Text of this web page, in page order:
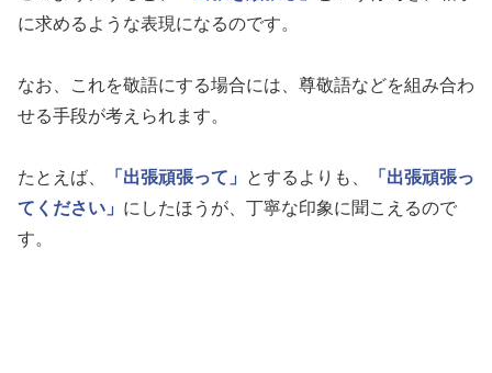
に求めるような表現になるのです。
なお、これを敬語にする場合には、尊敬語などを組み合わ
せる手段が考えられます。
たとえば、 「出張頑張って」 とするよりも、
「出張頑張っ
てください」 にしたほうが、丁寧な印象に聞こえるので
す。